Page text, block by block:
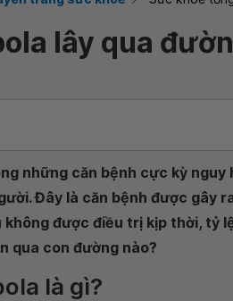
lây qua
những căn bệnh cực kỳ nguy
Đây là căn bệnh được gây
không được điều trị kịp thời, tỷ
qua con đường nào?
là gì?